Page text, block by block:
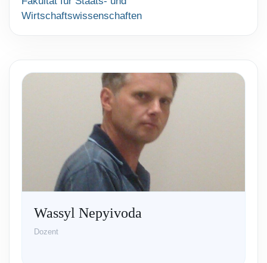
Wirtschaftswissenschaften
Wassyl Nepyivoda
Dozent